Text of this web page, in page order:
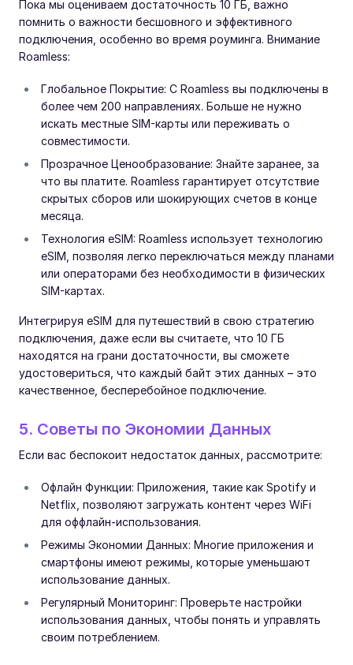
Пока мы оцениваем достаточность 10 ГБ, важно
помнить о важности бесшовного и эффективного
подключения, особенно во время роуминга. Внимание
Roamless:
Глобальное Покрытие: С Roamless вы подключены в
более чем 200 направлениях. Больше не нужно
искать местные SIM-карты или переживать о
совместимости.
Прозрачное Ценообразование: Знайте заранее, за
что вы платите. Roamless гарантирует отсутствие
скрытых сборов или шокирующих счетов в конце
месяца.
Технология eSIM: Roamless использует технологию
eSIM, позволяя легко переключаться между планами
или операторами без необходимости в физических
SIM-картах.
Интегрируя eSIM для путешествий в свою стратегию
подключения, даже если вы считаете, что 10 ГБ
находятся на грани достаточности, вы сможете
удостовериться, что каждый байт этих данных – это
качественное, бесперебойное подключение.
5. Советы по Экономии Данных
Если вас беспокоит недостаток данных, рассмотрите:
Офлайн Функции: Приложения, такие как Spotify и
Netflix, позволяют загружать контент через WiFi
для оффлайн-использования.
Режимы Экономии Данных: Многие приложения и
смартфоны имеют режимы, которые уменьшают
использование данных.
Регулярный Мониторинг: Проверьте настройки
использования данных, чтобы понять и управлять
своим потреблением.